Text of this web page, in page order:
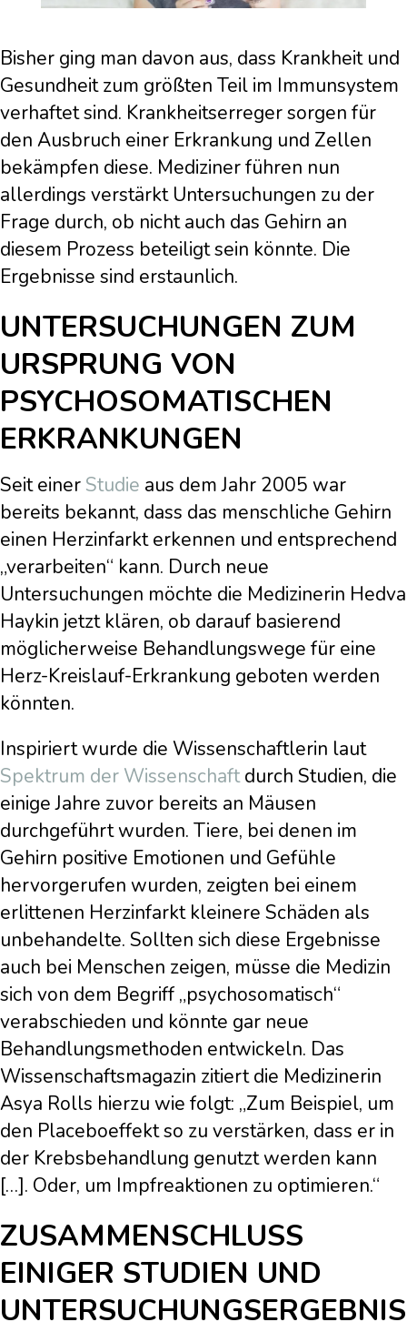
Bisher ging man davon aus, dass Krankheit und
Gesundheit zum größten Teil im Immunsystem
verhaftet sind. Krankheitserreger sorgen für
den Ausbruch einer Erkrankung und Zellen
bekämpfen diese. Mediziner führen nun
allerdings verstärkt Untersuchungen zu der
Frage durch, ob nicht auch das Gehirn an
diesem Prozess beteiligt sein könnte. Die
Ergebnisse sind erstaunlich.
UNTERSUCHUNGEN ZUM
URSPRUNG VON
PSYCHOSOMATISCHEN
ERKRANKUNGEN
Seit einer Studie aus dem Jahr 2005 war
bereits bekannt, dass das menschliche Gehirn
einen Herzinfarkt erkennen und entsprechend
„verarbeiten“ kann. Durch neue
Untersuchungen möchte die Medizinerin Hedva
Haykin jetzt klären, ob darauf basierend
möglicherweise Behandlungswege für eine
Herz-Kreislauf-Erkrankung geboten werden
könnten.
Inspiriert wurde die Wissenschaftlerin laut
Spektrum der Wissenschaftdurch Studien, die
einige Jahre zuvor bereits an Mäusen
durchgeführt wurden. Tiere, bei denen im
Gehirn positive Emotionen und Gefühle
hervorgerufen wurden, zeigten bei einem
erlittenen Herzinfarkt kleinere Schäden als
unbehandelte. Sollten sich diese Ergebnisse
auch bei Menschen zeigen, müsse die Medizin
sich von dem Begriff „psychosomatisch“
verabschieden und könnte gar neue
Behandlungsmethoden entwickeln. Das
Wissenschaftsmagazin zitiert die Medizinerin
Asya Rolls hierzu wie folgt: „Zum Beispiel, um
den Placeboeffekt so zu verstärken, dass er in
der Krebsbehandlung genutzt werden kann
[…]. Oder, um Impfreaktionen zu optimieren.“
ZUSAMMENSCHLUSS
EINIGER STUDIEN UND